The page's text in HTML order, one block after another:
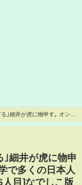
｣細井が虎に物申す｡ オンラ
Sumire】[16人目]なでしこ
｣細井が虎に物申
で多くの日本人
目]なでしこ版